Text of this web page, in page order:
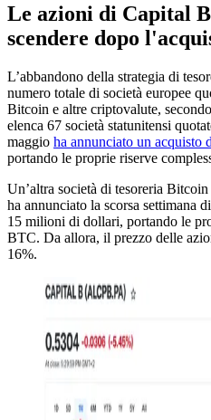
Le azioni di Capital
scendere dopo
L’abbandono della strategia di
numero totale di società europee
Bitcoin e altre criptovalute,
elenca 67 società statunitensi
maggio ha annunciato un
portando le proprie riserve
Un’altra società di tesoreria
ha annunciato la scorsa settimana
15 milioni di dollari, portando le
BTC. Da allora, il prezzo delle
16%.